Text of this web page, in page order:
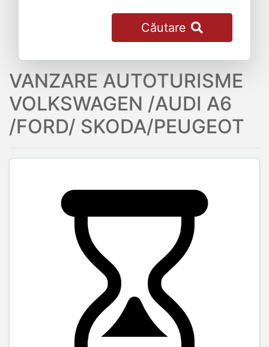
Căutare
VANZARE AUTOTURISME
VOLKSWAGEN /AUDI A6
/FORD/ SKODA/PEUGEOT